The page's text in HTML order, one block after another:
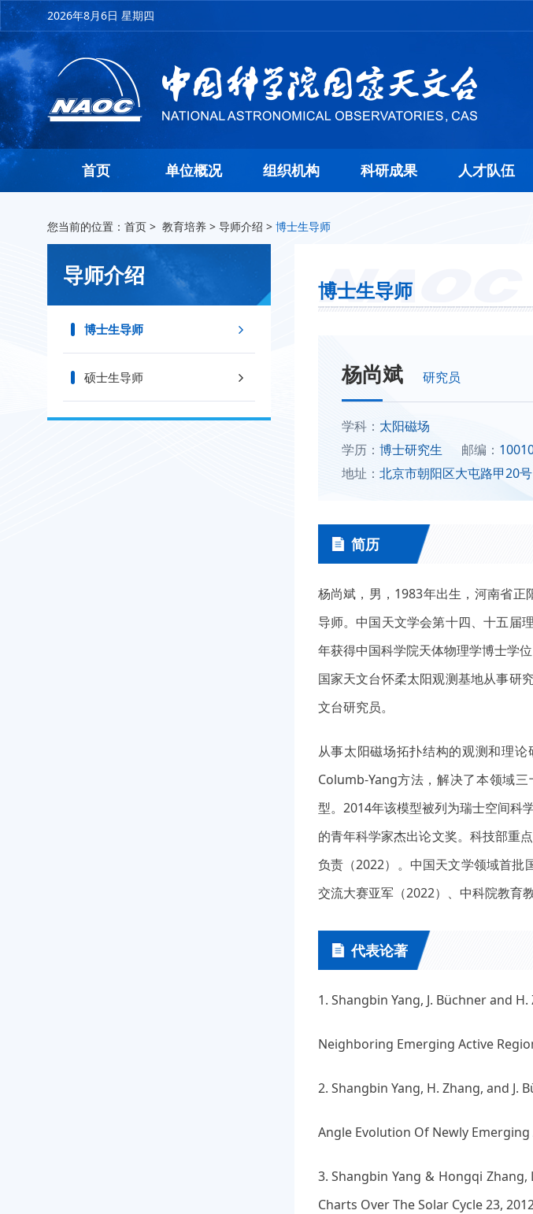
2026年8月6日 星期四
首页 单位概况 组织机构 科研成果 人才队伍
您当前的位置： 首页 > 教育培养 > 导师介绍 > 博士生导师
导师介绍
博士生导师
硕士生导师
博士生导师
杨尚斌 研究员
学科： 太阳磁场
学历： 博士研究生 邮编：
地址： 北京市朝阳区大屯路甲20号
简历
杨尚斌，男，1983年出生，河南省
导师。中国天文学会第十四、十五届
年获得中国科学院天体物理学博士学
国家天文台怀柔太阳观测基地从事研
文台研究员。
从事太阳磁场拓扑结构的观测和理
Columb-Yang方法，解决了本领域
型。2014年该模型被列为瑞士空间科
的青年科学家杰出论文奖。科技部重
负责（2022）。中国天文学领域首批
交流大赛亚军（2022）、中科院教育
代表论著
1. Shangbin Yang, J. Büchner and
Neighboring Emerging Active
2. Shangbin Yang, H. Zhang, and J.
Angle Evolution Of Newly Emerging
3. Shangbin Yang & Hongqi
Charts Over The Solar Cycle 23,